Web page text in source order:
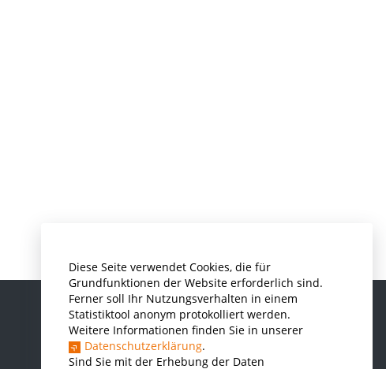
Diese Seite verwendet Cookies, die für
Grundfunktionen der Website erforderlich sind.
Ferner soll Ihr Nutzungsverhalten in einem
Statistiktool anonym protokolliert werden.
Weitere Informationen finden Sie in unserer
Datenschutzerklärung.
Sind Sie mit der Erhebung der Daten
Informatik und Wirtschaftsinformatik
Kunststofftechnik und Vermessung